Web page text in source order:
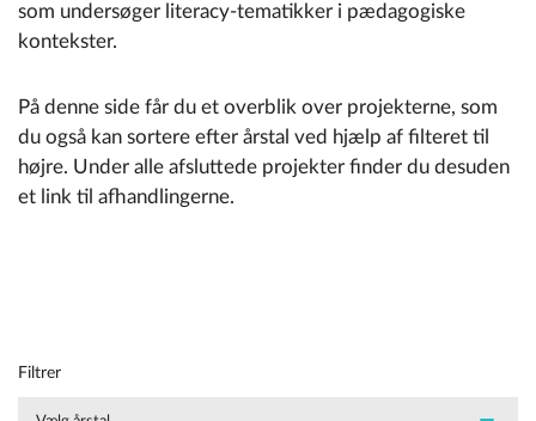
som undersøger literacy-tematikker i pædagogiske
kontekster.
På denne side får du et overblik over projekterne, som
du også kan sortere efter årstal ved hjælp af filteret til
højre. Under alle afsluttede projekter finder du desuden
et link til afhandlingerne.
Filtrer